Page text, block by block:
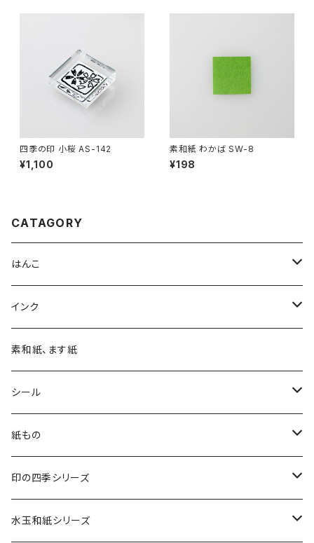
四季の印 小桜 AS-142
¥1,100
素和紙 わかば SW-8
¥198
CATAGORY
はんこ
四季の印
四季の印・こばこ
木印
文字印
インク
アートニックS
デリカータ
バーサカラー
素和紙、ます紙
シール
四季シール
紙もの
カード・はがき
カード
レターセット・便箋
印の四季シリーズ
四季の印
水玉和紙シリーズ